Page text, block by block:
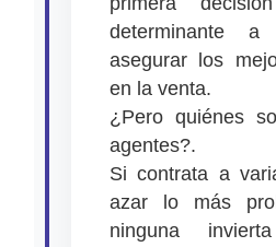
determinante
asegurar los
en la venta.
¿Pero quiénes
agentes?.
Si contrata a
azar lo más
ninguna